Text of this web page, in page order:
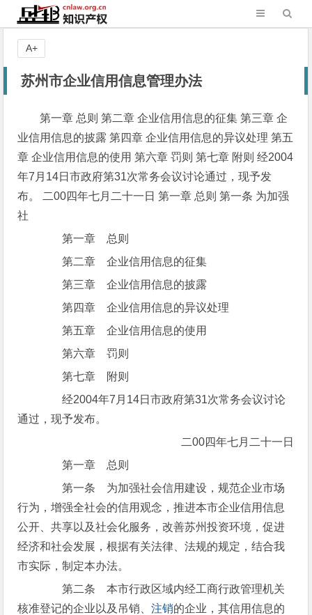
苏州市企业信用信息管理办法
第一章 总则 第二章 企业信用信息的征集 第三章 企
业信用信息的披露 第四章 企业信用信息的异议处理 第五
章 企业信用信息的使用 第六章 罚则 第七章 附则 经2004
年7月14日市政府第31次常务会议讨论通过，现予发
布。 二00四年七月二十一日 第一章 总则 第一条 为加强
社
第一章 总则
第二章 企业信用信息的征集
第三章 企业信用信息的披露
第四章 企业信用信息的异议处理
第五章 企业信用信息的使用
第六章 罚则
第七章 附则
经2004年7月14日市政府第31次常务会议讨论
通过，现予发布。
二00四年七月二十一日
第一章 总则
第一条 为加强社会信用建设，规范企业市场
行为，增强全社会的信用观念，推进本市企业信用信息
公开、共享以及社会化服务，改善苏州投资环境，促进
经济和社会发展，根据有关法律、法规的规定，结合我
市实际，制定本办法。
第二条 本市行政区域内经工商行政管理机关
核准登记的企业以及吊销、注销的企业，其信用信息的
A+